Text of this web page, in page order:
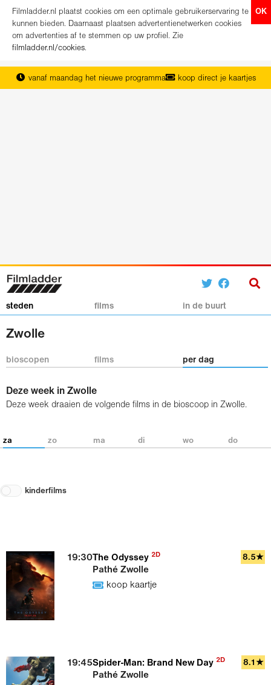
OK
Filmladder.nl plaatst cookies om een optimale gebruikerservaring te
kunnen bieden. Daarnaast plaatsen advertentienetwerken cookies
om advertenties af te stemmen op uw profiel. Zie
filmladder.nl/cookies.
vanaf maandag het nieuwe programma
koop direct je kaartjes
het complete overzicht van Nederland
steden films in de buurt
Zwolle
bioscopen films per dag
Deze week in Zwolle
Deze week draaien de volgende films in de bioscoop in Zwolle.
za zo ma di wo do
kinderfilms
19:30 8.5★
The Odyssey 2D
Pathé Zwolle
koop kaartje
19:45 8.1★
Spider-Man: Brand New Day 2D
Pathé Zwolle